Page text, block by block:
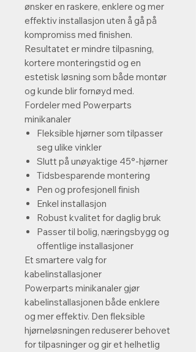
ønsker en raskere, enklere og mer
effektiv installasjon uten å gå på
kompromiss med finishen.
Resultatet er mindre tilpasning,
kortere monteringstid og en
estetisk løsning som både montør
og kunde blir fornøyd med.
Fordeler med Powerparts
minikanaler
Fleksible hjørner som tilpasser
seg ulike vinkler
Slutt på unøyaktige 45°-hjørner
Tidsbesparende montering
Pen og profesjonell finish
Enkel installasjon
Robust kvalitet for daglig bruk
Passer til bolig, næringsbygg og
offentlige installasjoner
Et smartere valg for
kabelinstallasjoner
Powerparts minikanaler gjør
kabelinstallasjonen både enklere
og mer effektiv. Den fleksible
hjørneløsningen reduserer behovet
for tilpasninger og gir et helhetlig